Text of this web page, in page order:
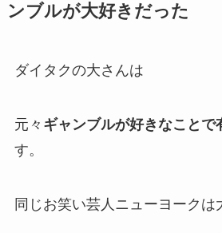
ンブルが大好きだった
ダイタクの大さんは
元々 ギャンブルが好きなことで
す。
同じお笑い芸人ニューヨークは